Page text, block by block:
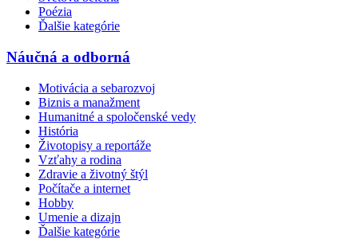
Poézia
Ďalšie kategórie
Náučná a odborná
Motivácia a sebarozvoj
Biznis a manažment
Humanitné a spoločenské vedy
História
Životopisy a reportáže
Vzťahy a rodina
Zdravie a životný štýl
Počítače a internet
Hobby
Umenie a dizajn
Ďalšie kategórie